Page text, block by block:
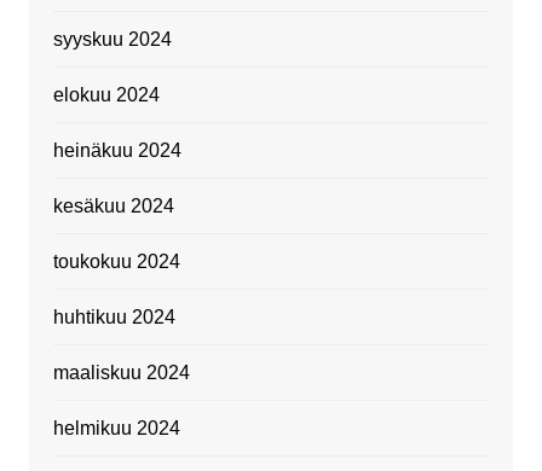
syyskuu 2024
elokuu 2024
heinäkuu 2024
kesäkuu 2024
toukokuu 2024
huhtikuu 2024
maaliskuu 2024
helmikuu 2024